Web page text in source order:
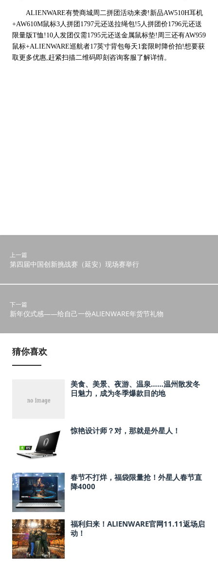
ALIENWARE有赞商城周二拼团活动来袭!新品AW510H耳机
+AW610M鼠标3人拼团1797元还送拉绳包!5人拼团价1796元还送
限量版T恤!10人发团仅需1795元还送金属鼠标垫!周三还有AW959
鼠标+ALIENWARE巡航者17英寸背包每天1套限时降价拍!想要获
取更多优惠,赶紧扫描二维码即刻咨询客服了解详情。
上一篇
第四届中国创新挑战赛（延安）现场赛举行
下一篇
新年仪式感——给自己一份ALIENWARE年货节礼物
猜你喜欢
美食、美景、夜游、温泉……温州散发冬
日魅力，成为冬季爆款目的地
惊艳设计师？对，那就是外星人！
春节不打烊，福袋限量抢！外星人春节直
降4000
福利归来！ALIENWARE官网11.11返场启
动！